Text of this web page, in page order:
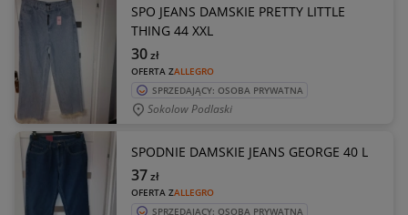
SPO JEANS DAMSKIE PRETTY LITTLE
THING 44 XXL
OFERTA ZALLEGRO
30zł
SPRZEDAJĄCY: OSOBA PRYWATNA
Sokolow Podlaski
SPODNIE DAMSKIE JEANS GEORGE 40 L
OFERTA ZALLEGRO
37zł
SPRZEDAJĄCY: OSOBA PRYWATNA